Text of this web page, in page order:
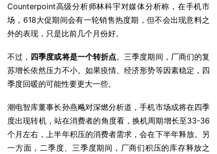
Counterpoint高级分析师林科宇对媒体分析称，在手机市
场，618大促期间会有一轮销售热度期，但不会出现意料之
外的表现，只是比前几个月份好。
不过， 四季度或将是一个转折点。三季度期间，厂商们的复
苏增长依然压力不小。如果疫情、经济形势等因素稳定，四
季度回暖的可能性要更大一些。
潮电智库董事长孙燕飚对深燃分析道，手机市场或将在四季
度出现转机，站在消费者的角度看，换机周期增长至33-36
个月左右，上半年积压的消费者需求，会在下半年释放。另
一方面，二季度、三季度期间，厂商们积压的库存释放之